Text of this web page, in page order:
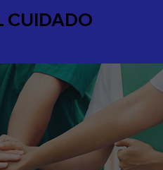
CUIDADO